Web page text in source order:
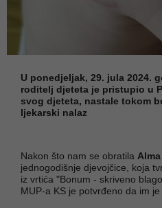
U ponedjeljak, 29. jula 2024.
roditelj djeteta je pristupio u
svog djeteta, nastale tokom
ljekarski nalaz
Nakon što nam se obratila
jednogodišnje djevojčice, koja
iz vrtića "Bonum - skriveno
MUP-a KS je potvrđeno da im je